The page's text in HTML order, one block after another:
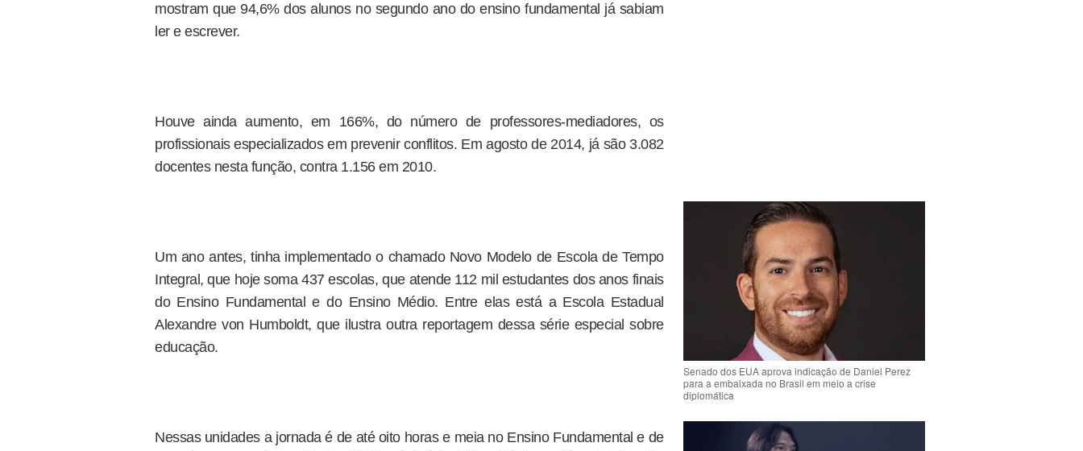
mostram que 94,6% dos alunos no segundo ano do ensino fundamental já sabiam
ler e escrever.
Houve ainda aumento, em 166%, do número de professores-mediadores, os
profissionais especializados em prevenir conflitos. Em agosto de 2014, já são 3.082
docentes nesta função, contra 1.156 em 2010.
Um ano antes, tinha implementado o chamado Novo Modelo de Escola de Tempo
Integral, que hoje soma 437 escolas, que atende 112 mil estudantes dos anos finais
do Ensino Fundamental e do Ensino Médio. Entre elas está a Escola Estadual
Alexandre von Humboldt, que ilustra outra reportagem dessa série especial sobre
educação.
Nessas unidades a jornada é de até oito horas e meia no Ensino Fundamental e de
Senado dos EUA aprova indicação de Daniel Perez
para a embaixada no Brasil em meio a crise
diplomática